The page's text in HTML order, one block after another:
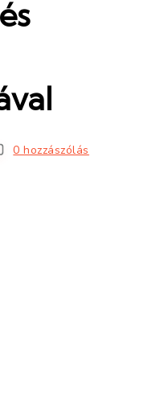
0 hozzászólás